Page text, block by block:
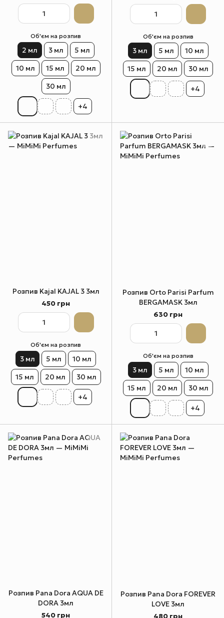
Об'єм на розпив
2 мл 3 мл
5 мл
10 мл
15 мл
20 мл
30 мл
+4
Об'єм на розпив
3 мл 5 мл
10 мл
15 мл
20 мл 30 мл
+4
Розпив Kajal KAJAL 3 3мл
450 грн
Об'єм на розпив
3 мл 5 мл
10 мл
15 мл
20 мл 30 мл
+4
Розпив Orto Parisi Parfum
BERGAMASK 3мл
630 грн
Об'єм на розпив
3 мл 5 мл
10 мл
15 мл
20 мл 30 мл
+4
Розпив Pana Dora AQUA DE
DORA 3мл
540 грн
Розпив Pana Dora FOREVER
LOVE 3мл
480 грн